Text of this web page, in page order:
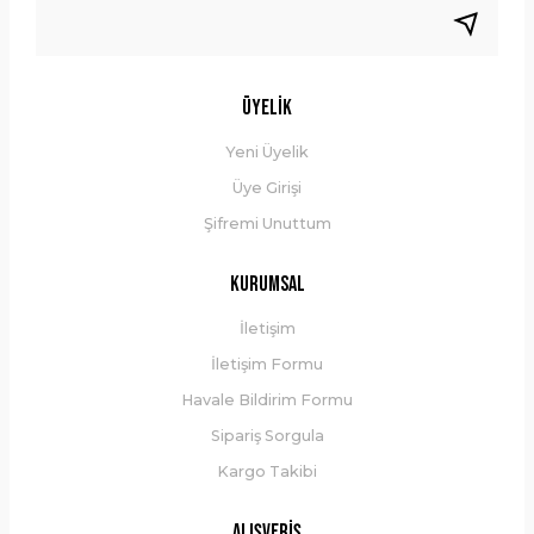
Üyelik
Yeni Üyelik
Üye Girişi
Şifremi Unuttum
Kurumsal
İletişim
İletişim Formu
Havale Bildirim Formu
Sipariş Sorgula
Kargo Takibi